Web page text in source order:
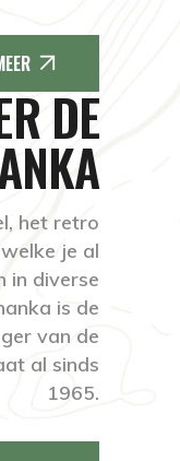
DE
het retro
je al
in diverse
is de
van de
al sinds
1965.